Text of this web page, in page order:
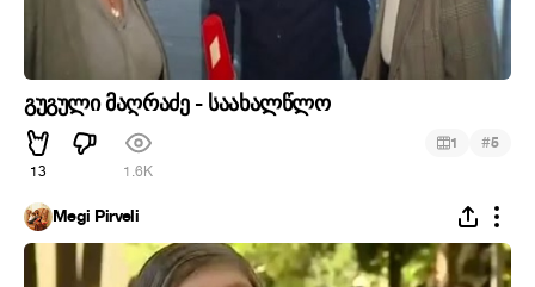
გუგული მაღრაძე - საახალწლო
13 1.6K
1 #5
Megi Pirveli